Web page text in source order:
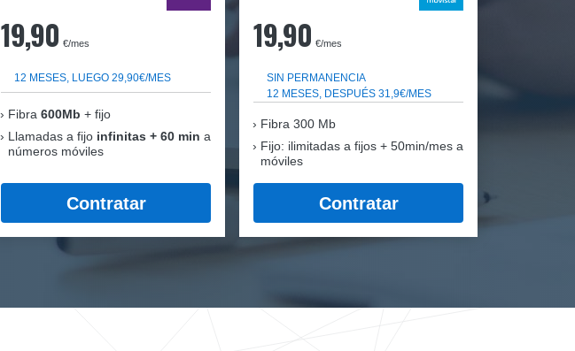
19,90 €/mes
12 MESES, LUEGO 29,90€/MES
Fibra 600Mb + fijo
Llamadas a fijo infinitas + 60 min a
números móviles
Contratar
19,90 €/mes
SIN PERMANENCIA
12 MESES, DESPUÉS 31,9€/MES
Fibra 300 Mb
Fijo: ilimitadas a fijos + 50min/mes a
móviles
Contratar